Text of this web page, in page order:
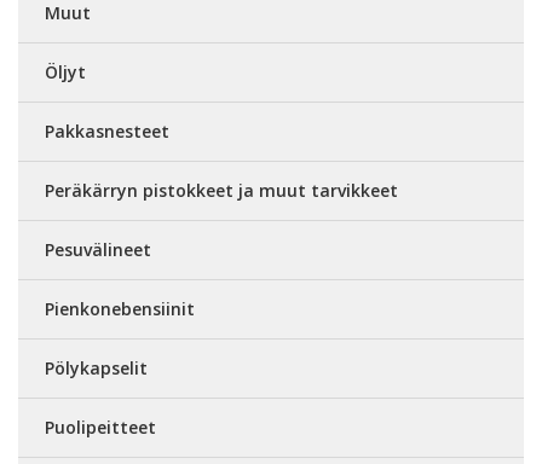
Muut
Öljyt
Pakkasnesteet
Peräkärryn pistokkeet ja muut tarvikkeet
Pesuvälineet
Pienkonebensiinit
Pölykapselit
Puolipeitteet